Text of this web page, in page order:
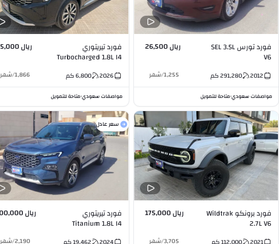
فورد تورس SEL 3.5L
V6
ريال 26,500
2012
291,280كم 1,255
/شهر
مواصفات سعودي•متاحة للتمويل
فورد تيريتوري
Turbocharged 1.8L I4
ريال 85,000
2026
6,800كم 1,866
/شهر
مواصفات سعودي•متاحة للتمويل
فورد برونكو Wildtrak
2.7L V6
ريال 175,000
3,705
/شهر
سعر عادل
فورد تيريتوري
Titanium 1.8L I4
ريال 100,000
2,190
/شهر